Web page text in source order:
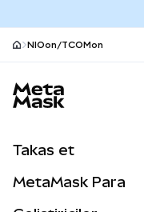
NIOon/TCOMon
Takas et
MetaMask Para